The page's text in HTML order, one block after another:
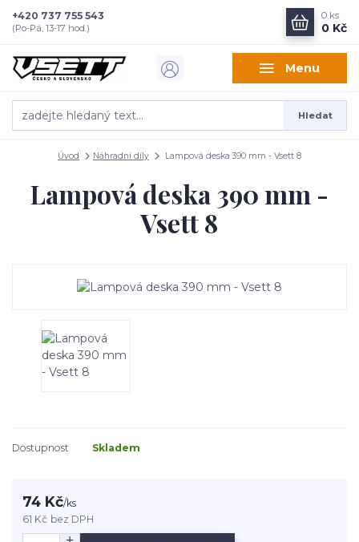
Menu
Hledat
+420 737 755 543
(Po-Pá, 13-17 hod.)
0 ks
0 Kč
Úvod Náhradní díly Lampová deska 390 mm - Vsett 8
Lampová deska 390 mm -
Vsett 8
Dostupnost Skladem
74 Kč/ks
61 Kč bez DPH